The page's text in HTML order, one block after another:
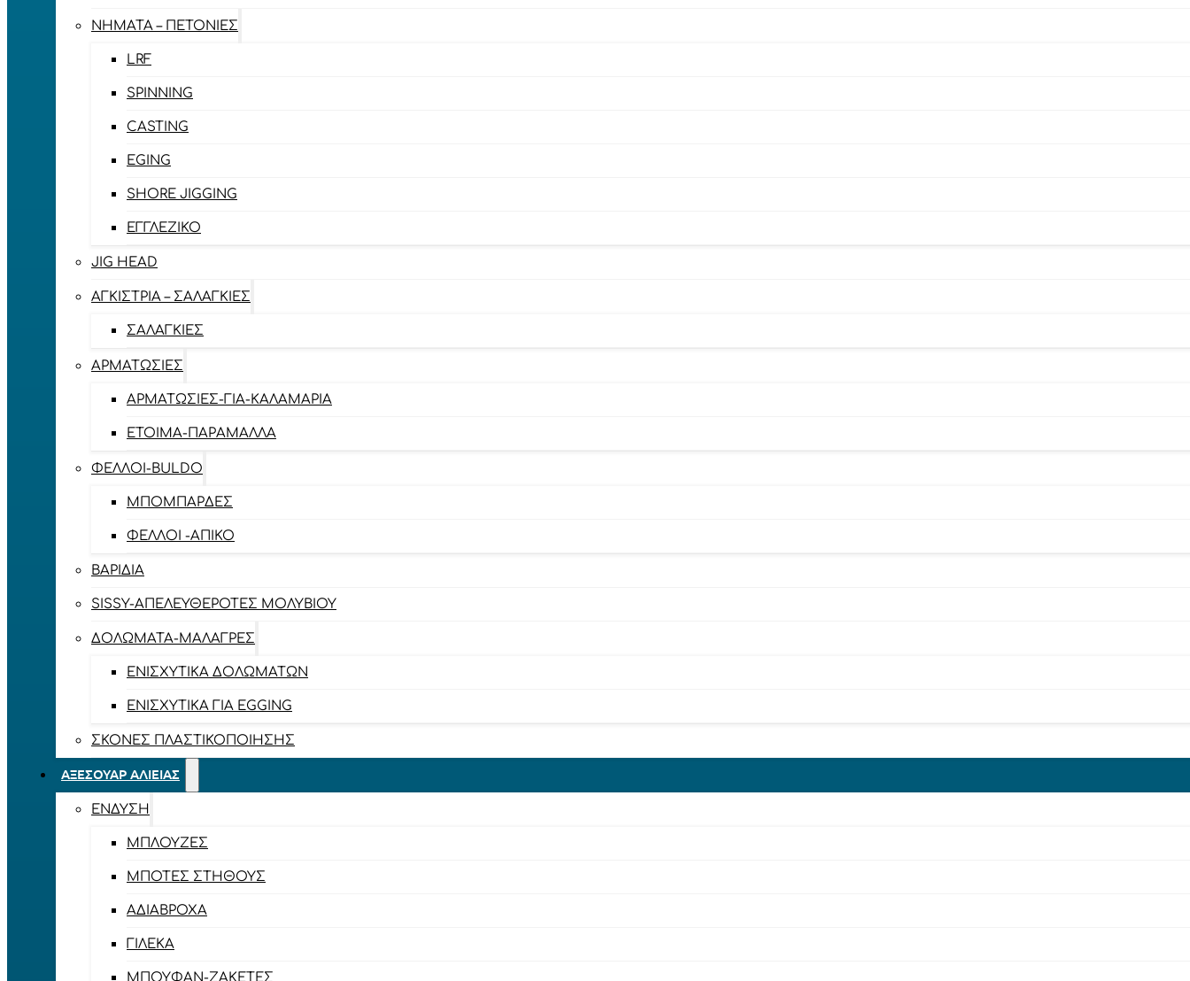
ΝΉΜΑΤΑ – ΠΕΤΟΝΙΈΣ
LRF
SPINNING
CASTING
EGING
SHORE JIGGING
ΕΓΓΛΈΖΙΚΟ
JIG HEAD
ΑΓΚΊΣΤΡΙΑ – ΣΑΛΑΓΚΙΈΣ
ΣΑΛΑΓΚΙΈΣ
ΑΡΜΑΤΩΣΙΈΣ
ΑΡΜΑΤΩΣΙΈΣ-ΓΙΑ-ΚΑΛΑΜΆΡΙΑ
ΈΤΟΙΜΑ-ΠΑΡΆΜΑΛΛΑ
ΦΕΛΛΟΊ-BULDO
ΜΠΟΜΠΆΡΔΕΣ
ΦΕΛΛΟΊ -ΑΠΊΚΟ
ΒΑΡΊΔΙΑ
SISSY-ΑΠΕΛΕΥΘΕΡΟΤΈΣ ΜΟΛΥΒΙΟΎ
ΔΟΛΏΜΑΤΑ-ΜΑΛΆΓΡΕΣ
ΕΝΙΣΧΥΤΙΚΆ ΔΟΛΩΜΆΤΩΝ
ΕΝΙΣΧΥΤΙΚΆ ΓΙΑ EGGING
ΣΚΌΝΕΣ ΠΛΑΣΤΙΚΟΠΟΊΗΣΗΣ
ΑΞΕΣΟΥΆΡ ΑΛΙΕΊΑΣ
ΈΝΔΥΣΗ
ΜΠΛΟΎΖΕΣ
ΜΠΌΤΕΣ ΣΤΉΘΟΥΣ
ΑΔΙΆΒΡΟΧΑ
ΓΙΛΈΚΑ
ΜΠΟΥΦΆΝ-ΖΑΚΈΤΕΣ